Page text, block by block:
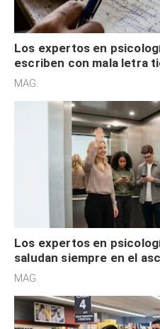
Los expertos en
escriben con mala letra
acelerado y no lo hacen
MAG.
Los expertos en
saludan siempre en el
defensiva y tienen
MAG.